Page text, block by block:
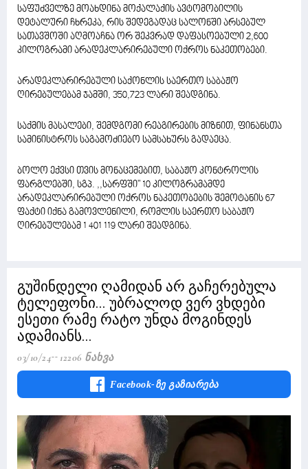
საფუძველზე მოახდინა მოქალაქის ავტომობილის
დეტალური ჩხრეკა, რის შედეგადაც სალონში არსებულ
სათავშოში აღმოაჩნა ორ შეკვრად დაფასოებული 2,600
კილოგრამი არადეკლარირებული ოქროს ნაკეთობები.
არადეკლარირებული საქონლის საერთო საბაჟო
ღირებულებამ ჯამში, 350,723 ლარი შეადგინა.
საქმის მასალები, შემდგომი რეაგირების მიზნით, ფინანსთა
სამინისტროს საგამოძიებო სამსახურს გადაეცა.
ბოლო ექვსი თვის მონაცემებით, საბაჟო კონტროლის
ფარგლებში, სგპ. ,,სარფში" 10 კილოგრამამდე
არადეკლარირებული ოქროს ნაკეთობების შემოტანის 67
ფაქტი იქნა გამოვლენილი, რომლის საერთო საბაჟო
ღირებულებამ 1 401 119 ლარი შეადგინა.
გუშინდელი ღამიდან არ გაჩერებულა
ტელეფონი... უბრალოდ ვერ ვხდები
ესეთი რამე რატო უნდა მოგინდეს
ადამიანს...
03/10/24 12206 Ნახვა
Facebook-Ზე Გაზიარება